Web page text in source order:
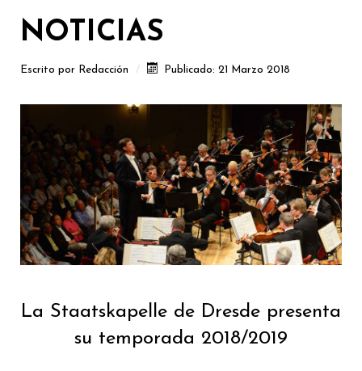
NOTICIAS
Escrito por Redacción Publicado: 21 Marzo 2018
La Staatskapelle de Dresde presenta
su temporada 2018/2019